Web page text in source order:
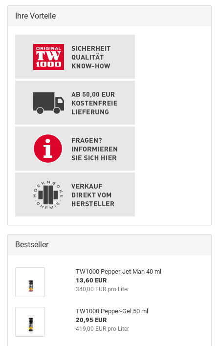
Ihre Vorteile
Bestseller
TW1000 Pepper-Jet Man 40 ml
13,60 EUR
340,00 EUR pro Liter
TW1000 Pepper-Gel 50 ml
20,95 EUR
419,00 EUR pro Liter